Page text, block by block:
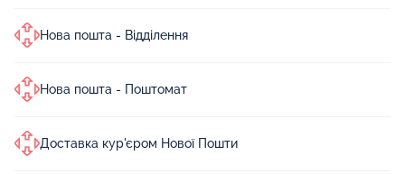
Нова пошта - Відділення
Нова пошта - Поштомат
Доставка кур'єром Нової Пошти